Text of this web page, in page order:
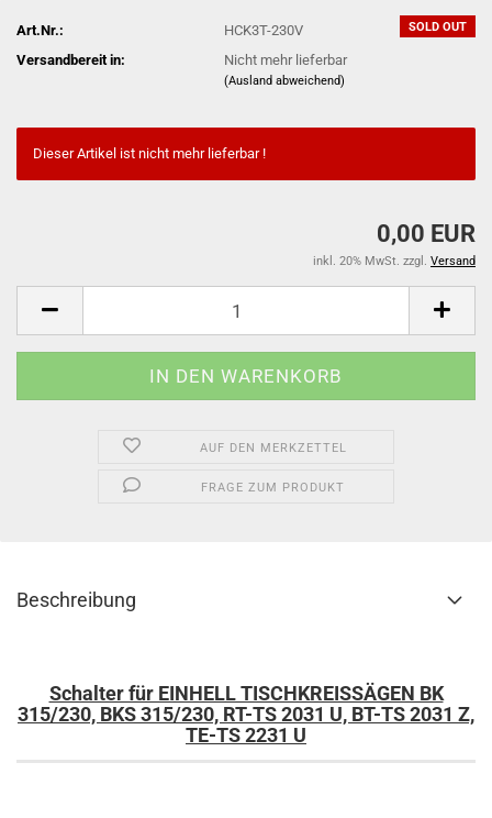
SOLD OUT
Art.Nr.:
HCK3T-230V
Versandbereit in:
Nicht mehr lieferbar
(Ausland abweichend)
Dieser Artikel ist nicht mehr lieferbar !
0,00 EUR
inkl. 20% MwSt. zzgl. Versand
AUF DEN MERKZETTEL
FRAGE ZUM PRODUKT
Beschreibung
Schalter für EINHELL TISCHKREISSÄGEN BK
315/230, BKS 315/230, RT-TS 2031 U, BT-TS 2031 Z,
TE-TS 2231 U